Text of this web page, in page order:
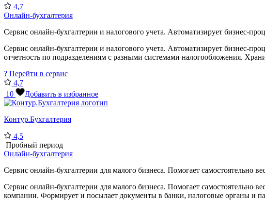
4,7
Онлайн-бухгалтерия
Сервис онлайн-бухгалтерии и налогового учета. Автоматизирует бизнес-
Сервис онлайн-бухгалтерии и налогового учета. Автоматизирует бизнес-
отчетность по подразделениям с разными системами налогообложения.
? Перейти в сервис
4,7
10
Добавить в избранное
Контур.Бухгалтерия
4,5
Пробный период
Онлайн-бухгалтерия
Сервис онлайн-бухгалтерии для малого бизнеса. Помогает самостоятельно
Сервис онлайн-бухгалтерии для малого бизнеса. Помогает самостоятельно
компании. Формирует и посылает документы в банки, налоговые органы и